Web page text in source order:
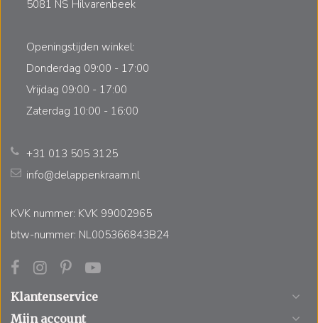
5081 NS Hilvarenbeek
Openingstijden winkel:
Donderdag 09:00 - 17:00
Vrijdag 09:00 - 17:00
Zaterdag 10:00 - 16:00
+31 013 505 3125
info@delappenkraam.nl
KVK nummer: KVK 99002965
btw-nummer: NL005366843B24
Klantenservice
Mijn account